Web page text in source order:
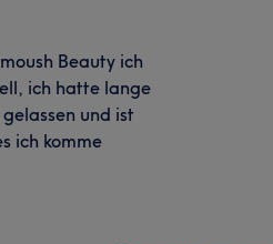
Beauty ich
ich hatte lange
und ist
ich komme